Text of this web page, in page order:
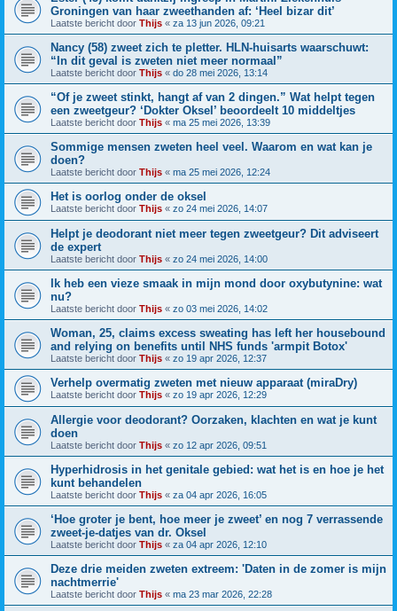
Groningen van haar zweethanden af: ‘Heel bizar dit’
Laatste bericht door Thijs « za 13 jun 2026, 09:21
Nancy (58) zweet zich te pletter. HLN-huisarts waarschuwt:
“In dit geval is zweten niet meer normaal”
Laatste bericht door Thijs « do 28 mei 2026, 13:14
“Of je zweet stinkt, hangt af van 2 dingen.” Wat helpt tegen
een zweetgeur? ‘Dokter Oksel’ beoordeelt 10 middeltjes
Laatste bericht door Thijs « ma 25 mei 2026, 13:39
Sommige mensen zweten heel veel. Waarom en wat kan je
doen?
Laatste bericht door Thijs « ma 25 mei 2026, 12:24
Het is oorlog onder de oksel
Laatste bericht door Thijs « zo 24 mei 2026, 14:07
Helpt je deodorant niet meer tegen zweetgeur? Dit adviseert
de expert
Laatste bericht door Thijs « zo 24 mei 2026, 14:00
Ik heb een vieze smaak in mijn mond door oxybutynine: wat
nu?
Laatste bericht door Thijs « zo 03 mei 2026, 14:02
Woman, 25, claims excess sweating has left her housebound
and relying on benefits until NHS funds 'armpit Botox'
Laatste bericht door Thijs « zo 19 apr 2026, 12:37
Verhelp overmatig zweten met nieuw apparaat (miraDry)
Laatste bericht door Thijs « zo 19 apr 2026, 12:29
Allergie voor deodorant? Oorzaken, klachten en wat je kunt
doen
Laatste bericht door Thijs « zo 12 apr 2026, 09:51
Hyperhidrosis in het genitale gebied: wat het is en hoe je het
kunt behandelen
Laatste bericht door Thijs « za 04 apr 2026, 16:05
‘Hoe groter je bent, hoe meer je zweet’ en nog 7 verrassende
zweet-je-datjes van dr. Oksel
Laatste bericht door Thijs « za 04 apr 2026, 12:10
Deze drie meiden zweten extreem: 'Daten in de zomer is mijn
nachtmerrie'
Laatste bericht door Thijs « ma 23 mar 2026, 22:28